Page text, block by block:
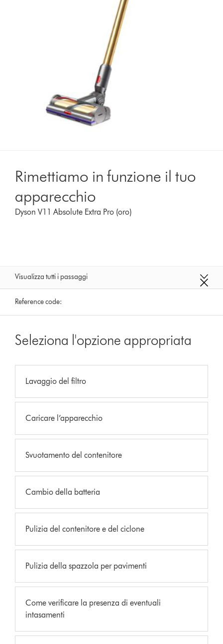
Rimettiamo in funzione il tuo
apparecchio
Dyson V11 Absolute Extra Pro (oro)
Visualizza tutti i passaggi
Reference code:
Seleziona l'opzione appropriata
Lavaggio del filtro
Caricare l’apparecchio
Svuotamento del contenitore
Cambio della batteria
Pulizia del contenitore e del ciclone
Pulizia della spazzola per pavimenti
Come verificare la presenza di eventuali
intasamenti